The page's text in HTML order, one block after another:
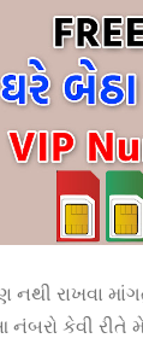
નથી રાખવા
નંબરો કેવી